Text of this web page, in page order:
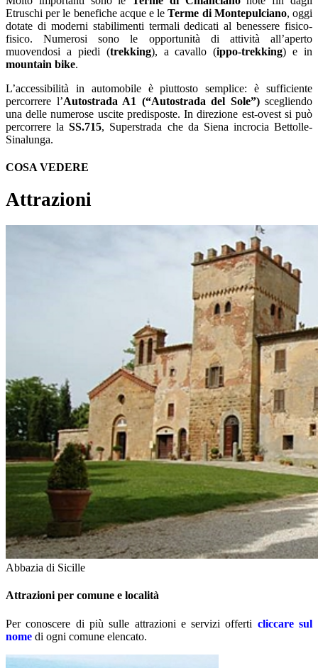
Etruschi per le benefiche acque e leTerme di Montepulciano, oggi
dotate di moderni stabilimenti termali dedicati al benessere fisico-
fisico. Numerosi sono le opportunità di attività all’aperto
muovendosi a piedi (trekking), a cavallo (ippo-trekking) e in
mountain bike.
L’accessibilità in automobile è piuttosto semplice: è sufficiente
percorrere l’Autostrada A1 (“Autostrada del Sole”)scegliendo
una delle numerose uscite predisposte. In direzione est-ovest si può
percorrere laSS.715, Superstrada che da Siena incrocia Bettolle-
Sinalunga.
COSA VEDERE
Attrazioni
Abbazia di Sicille
Attrazioni per comune e località
Per conoscere di più sulle attrazioni e servizi offerti cliccare sul
nome di ogni comune elencato.